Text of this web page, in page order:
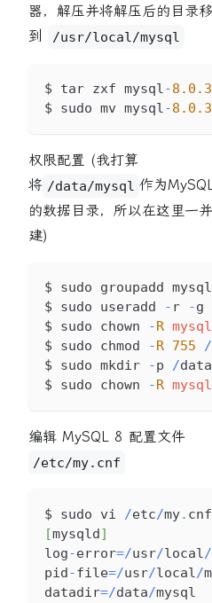
器，解压并将解压后的目录
到
/usr/local/mysql
$ tar zxf mysql-8.0
$ sudo mv mysql-8.0
权限配置 (我打算
将 /data/mysql 作为
的数据目录，所以在这里一
建)
$ sudo groupadd mysql
$ sudo useradd
- r -g
$ sudo chown
-R mysql
$ sudo chmod
-R 755 /
$ sudo mkdir
-p /data
$ sudo chown
-R mysql
编辑 MySQL 8 配置文件
/etc/my.cnf
$ sudo vi /etc/my. cnf
[mysqld]
log-error=/usr/local/
pid-file=/usr/local/
datadir=/data/mysql